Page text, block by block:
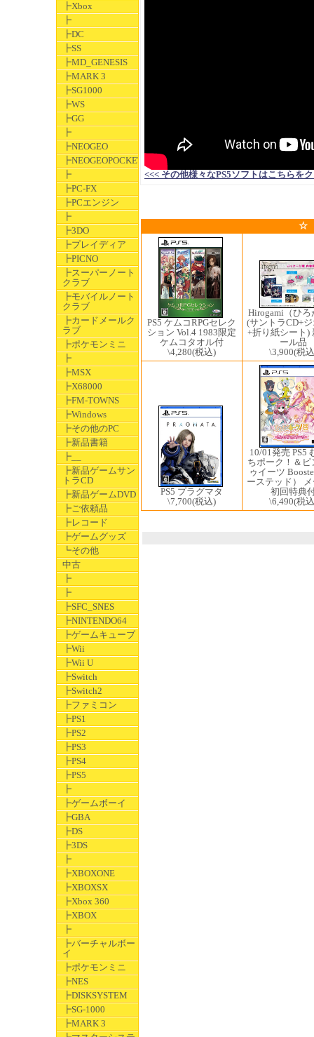
┣Xbox
┣
┣DC
┣SS
┣MD_GENESIS
┣MARK 3
┣SG1000
┣WS
┣GG
┣
┣NEOGEO
┣NEOGEOPOCKET
┣
┣PC-FX
┣PCエンジン
┣
┣3DO
┣プレイディア
┣PICNO
┣スーパーノート
クラブ
┣モバイルノート
クラブ
┣カードメールク
ラブ
┣ポケモンミニ
┣
┣MSX
┣X68000
┣FM-TOWNS
┣Windows
┣その他のPC
┣新品書籍
┣__
┣新品ゲームサン
トラCD
┣新品ゲームDVD
┣ご依頼品
┣レコード
┣ゲームグッズ
┗その他
中古
┣
┣
┣SFC_SNES
┣NINTENDO64
┣ゲームキューブ
┣Wii
┣Wii U
┣Switch
┣Switch2
┣ファミコン
┣PS1
┣PS2
┣PS3
┣PS4
┣PS5
┣
┣ゲームボーイ
┣GBA
┣DS
┣3DS
┣
┣XBOXONE
┣XBOXSX
┣Xbox 360
┣XBOX
┣
┣バーチャルボー
イ
┣ポケモンミニ
┣NES
┣DISKSYSTEM
┣SG-1000
┣MARK 3
<<< その他様々なPS5ソフトはこちらを
☆
PS5 ケムコRPGセレク
ション Vol.4 1983限定
ケムコタオル付
\4,280(税込)
Hirogami（ひろ
(サントラCD+
+折り紙シート)
ール品
\3,900(税
PS5 プラグマタ
\7,700(税込)
10/01発売 PS5
ちポーク！＆ピ
ゥイーツ
ーステッド）
初回特典
\6,490(税